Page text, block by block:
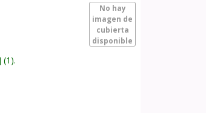
No hay
imagen de
cubierta
disponible
(1).